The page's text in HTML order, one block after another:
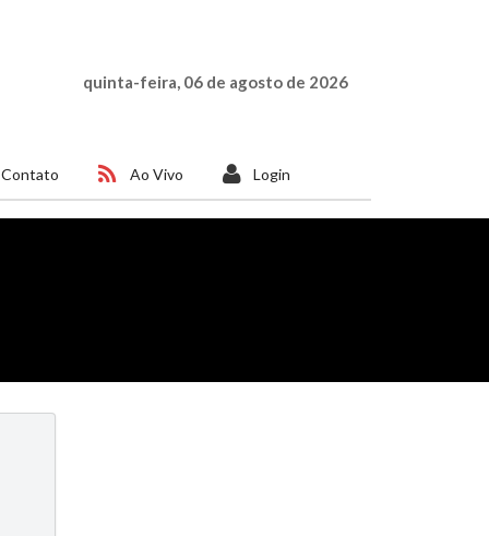
quinta-feira, 06 de agosto de 2026
Contato Ao Vivo Login